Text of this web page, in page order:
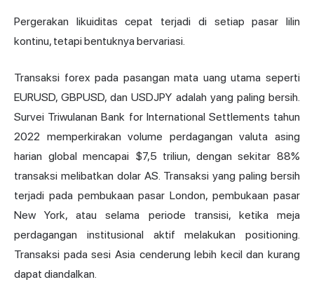
Pergerakan likuiditas cepat terjadi di setiap pasar lilin
kontinu, tetapi bentuknya bervariasi.
Transaksi forex pada pasangan mata uang utama seperti
EURUSD, GBPUSD, dan USDJPY adalah yang paling bersih.
Survei Triwulanan Bank for International Settlements tahun
2022 memperkirakan volume perdagangan valuta asing
harian global mencapai $7,5 triliun, dengan sekitar 88%
transaksi melibatkan dolar AS. Transaksi yang paling bersih
terjadi pada pembukaan pasar London, pembukaan pasar
New York, atau selama periode transisi, ketika meja
perdagangan institusional aktif melakukan positioning.
Transaksi pada sesi Asia cenderung lebih kecil dan kurang
dapat diandalkan.